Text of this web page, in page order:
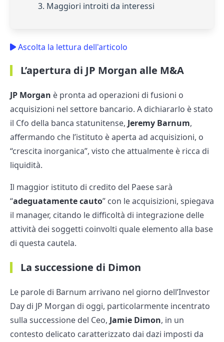
3. Maggiori introiti da interessi
Ascolta la lettura dell'articolo
L’apertura di JP Morgan alle M&A
JP Morgan è pronta ad operazioni di fusioni o
acquisizioni nel settore bancario. A dichiararlo è stato
il Cfo della banca statunitense, Jeremy Barnum,
affermando che l’istituto è aperta ad acquisizioni, o
“crescita inorganica”, visto che attualmente è ricca di
liquidità.
Il maggior istituto di credito del Paese sarà
“adeguatamente cauto” con le acquisizioni, spiegava
il manager, citando le difficoltà di integrazione delle
attività dei soggetti coinvolti quale elemento alla base
di questa cautela.
La successione di Dimon
Le parole di Barnum arrivano nel giorno dell’Investor
Day di JP Morgan di oggi, particolarmente incentrato
sulla successione del Ceo, Jamie Dimon, in un
contesto delicato caratterizzato dai dazi imposti da